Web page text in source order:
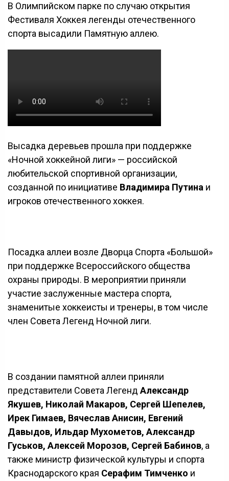
В Олимпийском парке по случаю открытия
Фестиваля Хоккея легенды отечественного
спорта высадили Памятную аллею.
Высадка деревьев прошла при поддержке
«Ночной хоккейной лиги» — российской
любительской спортивной организации,
созданной по инициативе Владимира Путина и
игроков отечественного хоккея.
Посадка аллеи возле Дворца Спорта «Большой»
при поддержке Всероссийского общества
охраны природы. В мероприятии приняли
участие заслуженные мастера спорта,
знаменитые хоккеисты и тренеры, в том числе
член Совета Легенд Ночной лиги.
В создании памятной аллеи приняли
представители Совета Легенд Александр
Якушев, Николай Макаров, Сергей Шепелев,
Ирек Гимаев, Вячеслав Анисин, Евгений
Давыдов, Ильдар Мухометов, Александр
Гуськов, Алексей Морозов, Сергей Бабинов, а
также министр физической культуры и спорта
Краснодарского края Серафим Тимченко и